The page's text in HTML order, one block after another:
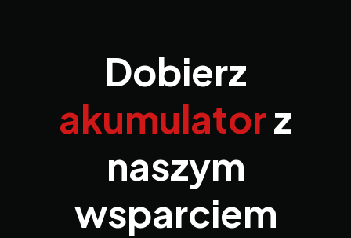
Dobierz
akumulatorz
naszym
wsparciem